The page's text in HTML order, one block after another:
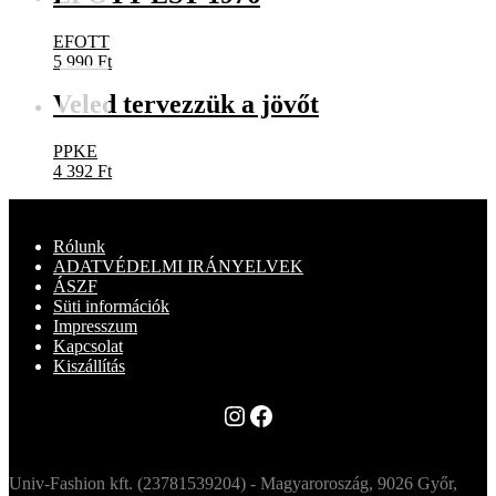
EFOTT
5 990 Ft
Veled tervezzük a jövőt
PPKE
4 392 Ft
Rólunk
ADATVÉDELMI IRÁNYELVEK
ÁSZF
Süti információk
Impresszum
Kapcsolat
Kiszállítás
Instagram
Facebook
Univ-Fashion kft. (23781539204) - Magyaroroszág, 9026 Győr,